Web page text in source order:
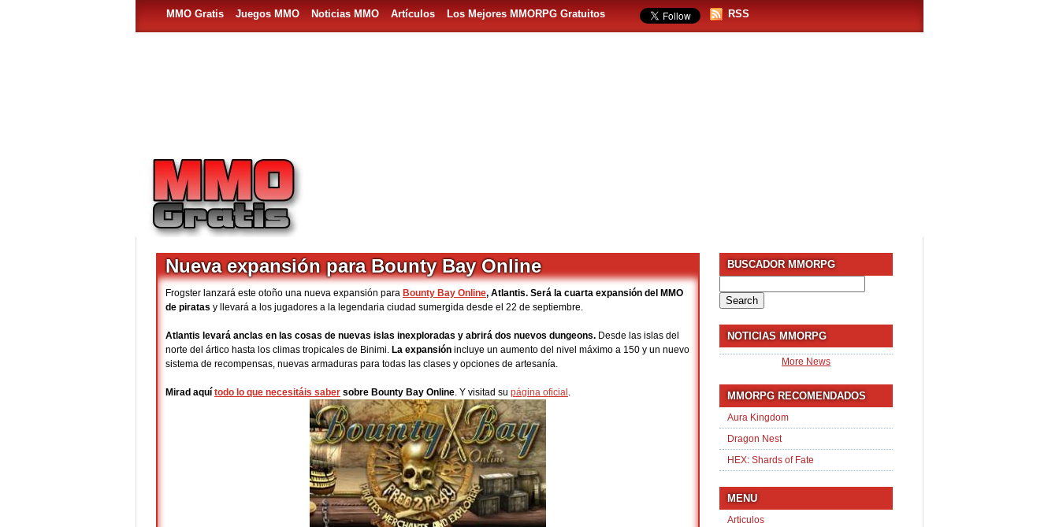
MMO Gratis Juegos MMO Noticias MMO Artículos Los Mejores MMORPG Gratuitos RSS
Nueva expansión para Bounty Bay Online
Frogster lanzará este otoño una nueva expansión para Bounty Bay Online, Atlantis. Será la cuarta expansión del MMO
de piratas y llevará a los jugadores a la legendaria ciudad sumergida desde el 22 de septiembre.
Atlantis levará anclas en las cosas de nuevas islas inexploradas y abrirá dos nuevos dungeons. Desde las islas del
norte del ártico hasta los climas tropicales de Binimi. La expansión incluye un aumento del nivel máximo a 150 y un nuevo
sistema de recompensas, nuevas armaduras para todas las clases y opciones de artesanía.
Mirad aquí todo lo que necesitáis saber sobre Bounty Bay Online. Y visitad su página oficial .
BUSCADOR MMORPG
for:
NOTICIAS MMORPG
More News
MMORPG RECOMENDADOS
Aura Kingdom
Dragon Nest
HEX: Shards of Fate
MENU
Articulos